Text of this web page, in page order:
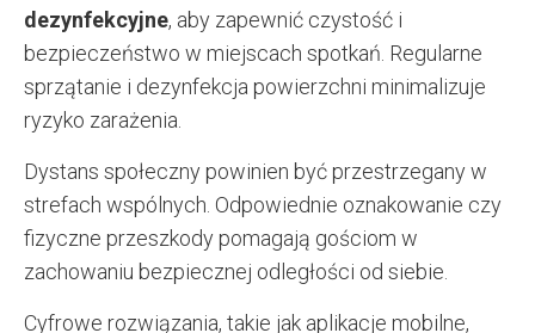
dezynfekcyjne, aby zapewnić czystość i
bezpieczeństwo w miejscach spotkań. Regularne
sprzątanie i dezynfekcja powierzchni minimalizuje
ryzyko zarażenia.
Dystans społeczny powinien być przestrzegany w
strefach wspólnych. Odpowiednie oznakowanie czy
fizyczne przeszkody pomagają gościom w
zachowaniu bezpiecznej odległości od siebie.
Cyfrowe rozwiązania, takie jak aplikacje mobilne,